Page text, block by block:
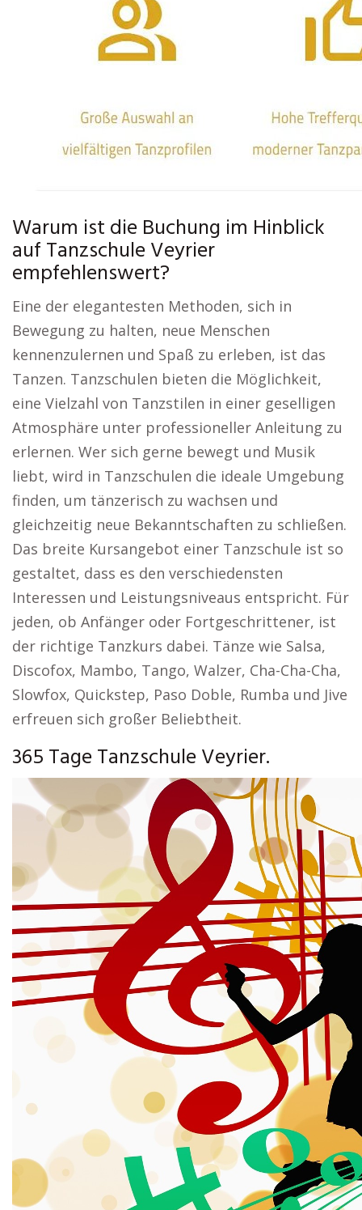
Warum ist die Buchung im Hinblick
auf Tanzschule Veyrier
empfehlenswert?
Eine der elegantesten Methoden, sich in
Bewegung zu halten, neue Menschen
kennenzulernen und Spaß zu erleben, ist das
Tanzen. Tanzschulen bieten die Möglichkeit,
eine Vielzahl von Tanzstilen in einer geselligen
Atmosphäre unter professioneller Anleitung zu
erlernen. Wer sich gerne bewegt und Musik
liebt, wird in Tanzschulen die ideale Umgebung
finden, um tänzerisch zu wachsen und
gleichzeitig neue Bekanntschaften zu schließen.
Das breite Kursangebot einer Tanzschule ist so
gestaltet, dass es den verschiedensten
Interessen und Leistungsniveaus entspricht. Für
jeden, ob Anfänger oder Fortgeschrittener, ist
der richtige Tanzkurs dabei. Tänze wie Salsa,
Discofox, Mambo, Tango, Walzer, Cha-Cha-Cha,
Slowfox, Quickstep, Paso Doble, Rumba und Jive
erfreuen sich großer Beliebtheit.
365 Tage Tanzschule Veyrier.